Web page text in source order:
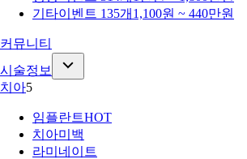
기타이벤트 135개 1,100원 ~ 440만원
커뮤니티
시술정보
치아5
임플란트HOT
치아미백
라미네이트